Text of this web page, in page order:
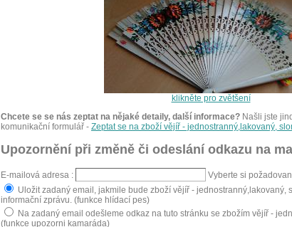
klikněte pro zvětšení
Chcete se se nás zeptat na nějaké detaily, další informace? Našli jste
komunikační formulář - Zeptat se na zboží vějíř - jednostranný,lakovaný,
Upozornění při změně či odeslání odkazu na
E-mailová adresa :
Vyberte si
Uložit zadaný email, jakmile bude zboží vějíř - jednostranný,lakovaný,
informační zprávu. (funkce hlídací pes)
Na zadaný email odešleme odkaz na tuto stránku se zbožím vějíř -
(funkce upozorni kamaráda)